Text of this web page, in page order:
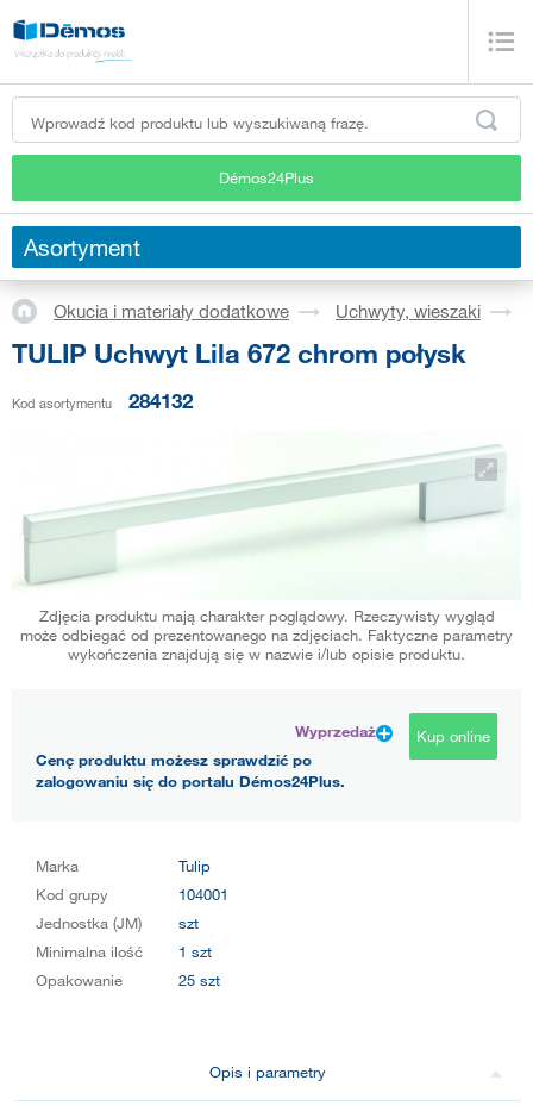
Démos24Plus
Asortyment
Okucia i materiały dodatkowe Uchwyty, wieszaki
TULIP Uchwyt Lila 672 chrom połysk
Kod asortymentu 284132
Zdjęcia produktu mają charakter poglądowy. Rzeczywisty wygląd
może odbiegać od prezentowanego na zdjęciach. Faktyczne parametry
wykończenia znajdują się w nazwie i/lub opisie produktu.
Wyprzedaż
Cenę produktu możesz sprawdzić po
zalogowaniu się do portalu Démos24Plus.
Kup online
Marka
Tulip
Kod grupy
104001
Jednostka (JM)
szt
Minimalna ilość
1 szt
Opakowanie
25 szt
Opis i parametry